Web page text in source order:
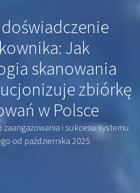
doświadczenie
Jak
skanowania
zbiórkę
w Polsce
zaangażowania i sukcesu systemu
od października 2025